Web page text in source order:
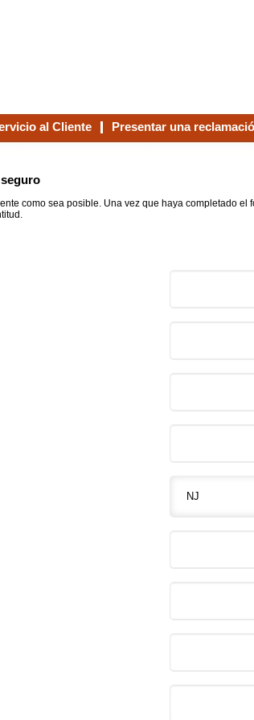
al Cliente Presentar una
como sea posible. Una vez que haya completado